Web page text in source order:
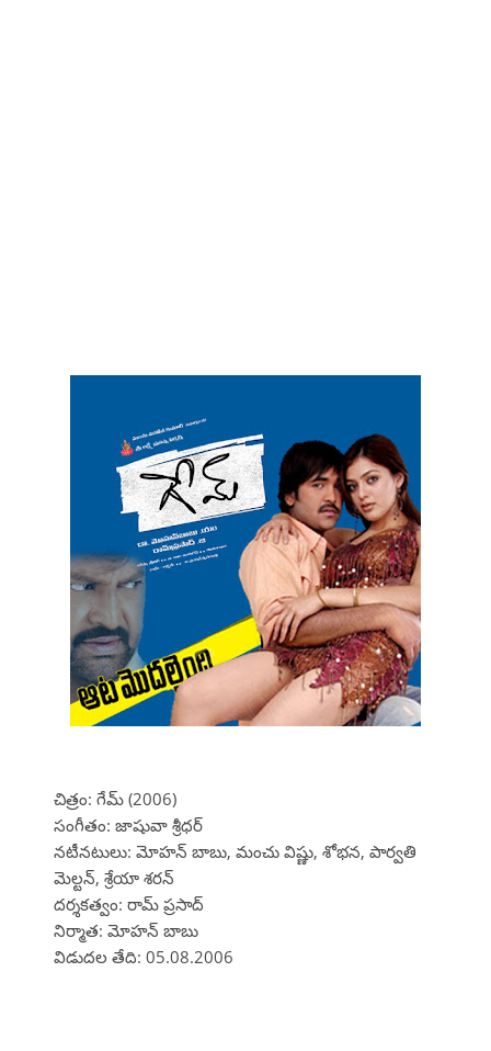
చిత్రం: గేమ్ (2006)
సంగీతం: జాషువా శ్రీధర్
నటీనటులు: మోహన్ బాబు, మంచు విష్ణు, శోభన, పార్వతి
మెల్టన్, శ్రేయా శరన్
దర్శకత్వం: రామ్ ప్రసాద్
నిర్మాత: మోహన్ బాబు
విడుదల తేది: 05.08.2006